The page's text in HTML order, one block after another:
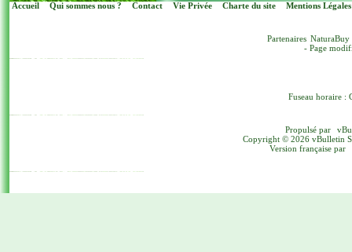
Accueil Qui sommes nous ? Contact Vie Privée Charte du site Mentions Légales
Partenaires NaturaBuy
- Page
Fuseau horaire :
Propulsé par
Copyright © 2026 vBulletin
Version française par